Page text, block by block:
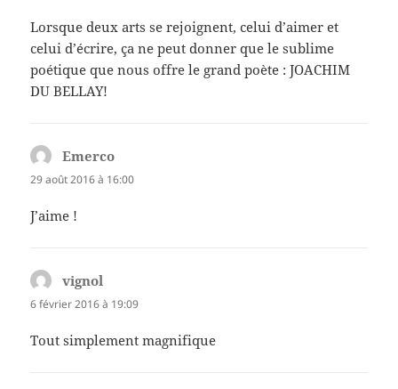
Lorsque deux arts se rejoignent, celui d’aimer et
celui d’écrire, ça ne peut donner que le sublime
poétique que nous offre le grand poète : JOACHIM
DU BELLAY!
Emerco
29 août 2016 à 16:00
J’aime !
vignol
6 février 2016 à 19:09
Tout simplement magnifique